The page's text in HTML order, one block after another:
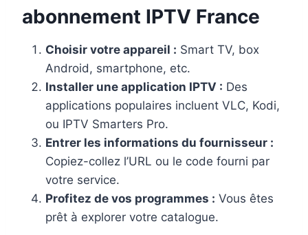
abonnement IPTV France
Choisir votre appareil : Smart TV, box
Android, smartphone, etc.
Installer une application IPTV : Des
applications populaires incluent VLC, Kodi,
ou IPTV Smarters Pro.
Entrer les informations du fournisseur :
Copiez-collez l’URL ou le code fourni par
votre service.
Profitez de vos programmes : Vous êtes
prêt à explorer votre catalogue.